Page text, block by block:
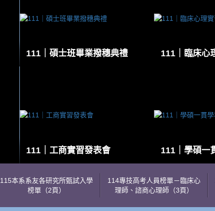
111｜碩士班畢業撥穗典禮 111｜臨床心
111｜工商實習發表會 111｜學碩一
115本系系友各研究所甄試入學
榜單（2頁）
114專技高考人員榜單－臨床心
理師、諮商心理師（3頁）